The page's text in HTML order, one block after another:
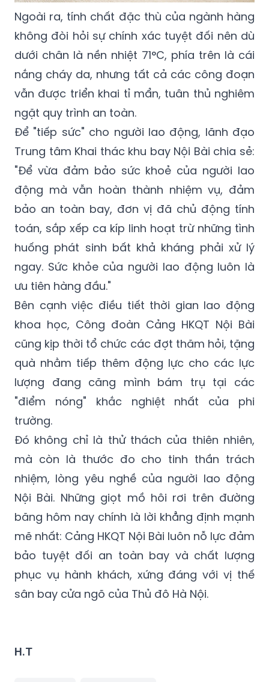
Ngoài ra, tính chất đặc thù của ngành hàng
không đòi hỏi sự chính xác tuyệt đối nên dù
dưới chân là nền nhiệt 71°C, phía trên là cái
nắng cháy da, nhưng tất cả các công đoạn
vẫn được triển khai tỉ mẩn, tuân thủ nghiêm
ngặt quy trình an toàn.
Để "tiếp sức" cho người lao động, lãnh đạo
Trung tâm Khai thác khu bay Nội Bài chia sẻ:
"Để vừa đảm bảo sức khoẻ của người lao
động mà vẫn hoàn thành nhiệm vụ, đảm
bảo an toàn bay, đơn vị đã chủ động tính
toán, sắp xếp ca kíp linh hoạt trừ những tình
huống phát sinh bất khả kháng phải xử lý
ngay. Sức khỏe của người lao động luôn là
ưu tiên hàng đầu."
Bên cạnh việc điều tiết thời gian lao động
khoa học, Công đoàn Cảng HKQT Nội Bài
cũng kịp thời tổ chức các đợt thăm hỏi, tặng
quà nhằm tiếp thêm động lực cho các lực
lượng đang căng mình bám trụ tại các
"điểm nóng" khắc nghiệt nhất của phi
trường.
Đó không chỉ là thử thách của thiên nhiên,
mà còn là thước đo cho tinh thần trách
nhiệm, lòng yêu nghề của người lao động
Nội Bài. Những giọt mồ hôi rơi trên đường
băng hôm nay chính là lời khẳng định mạnh
mẽ nhất: Cảng HKQT Nội Bài luôn nỗ lực đảm
bảo tuyệt đối an toàn bay và chất lượng
phục vụ hành khách, xứng đáng với vị thế
sân bay cửa ngõ của Thủ đô Hà Nội.
H.T